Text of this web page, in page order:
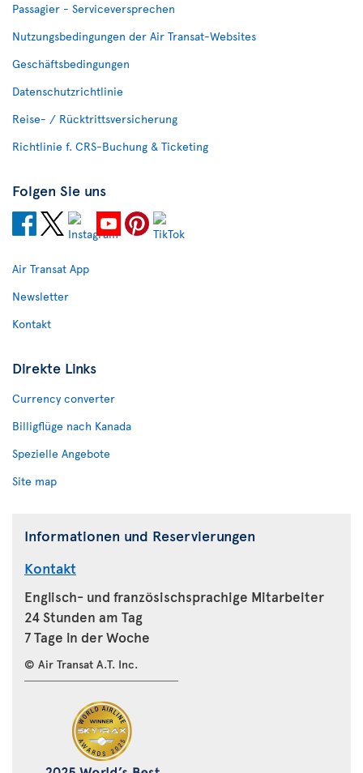
Passagier - Serviceversprechen
Nutzungsbedingungen der Air Transat-Websites
Geschäftsbedingungen
Datenschutzrichtlinie
Reise- / Rücktrittsversicherung
Richtlinie f. CRS-Buchung & Ticketing
Folgen Sie uns
Air Transat App
Newsletter
Kontakt
Direkte Links
Currency converter
Billigflüge nach Kanada
Spezielle Angebote
Site map
Informationen und Reservierungen
Kontakt
Englisch- und französischsprachige Mitarbeiter
24 Stunden am Tag
7 Tage in der Woche
© Air Transat A.T. Inc.